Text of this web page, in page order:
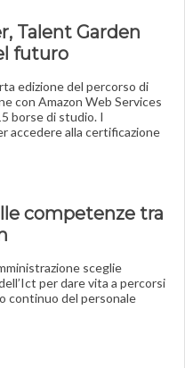
Talent Garden
futuro
edizione del percorso di
con Amazon Web Services
borse di studio. I
accedere alla certificazione
competenze tra
sceglie
per dare vita a percorsi
continuo del personale